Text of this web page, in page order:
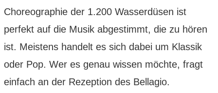
Choreographie der 1.200 Wasserdüsen ist
perfekt auf die Musik abgestimmt, die zu hören
ist. Meistens handelt es sich dabei um Klassik
oder Pop. Wer es genau wissen möchte, fragt
einfach an der Rezeption des Bellagio.